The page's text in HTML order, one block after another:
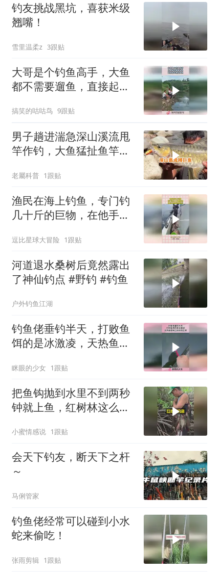
钓友挑战黑坑，喜获米级
翘嘴！
雪里温柔z 3跟贴
大哥是个钓鱼高手，大鱼
都不需要遛鱼，直接起竿
搞笑的咕咕鸟 9跟贴
男子趟进湍急深山溪流甩
竿作钓，大鱼猛扯鱼竿，
老屬科普 1跟贴
渔民在海上钓鱼，专门钓
几十斤的巨物，在他手里
逗比星球大冒险 1跟贴
河道退水桑树后竟然露出
了神仙钓点 #野钓 #钓鱼
户外钓鱼江湖
钓鱼佬垂钓半天，打败鱼
饵的是冰激凌，天热鱼想
眯眼的少女 1跟贴
把鱼钩抛到水里不到两秒
钟就上鱼，红树林这么好
小蜜情感说 1跟贴
会天下钓友，断天下之杆
～
马俐管家
钓鱼佬经常可以碰到小水
蛇来偷吃！
张雨剪辑 1跟贴